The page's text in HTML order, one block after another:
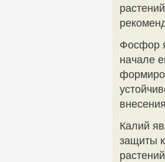
Фосфор
начале
Калий
защиты